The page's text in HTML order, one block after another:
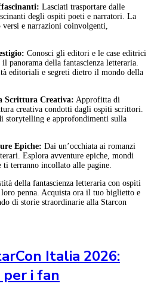
Lasciati trasportare dalle
degli ospiti poeti e narratori. La
versi e narrazioni coinvolgenti,
Conosci gli editori e le case editrici
panorama della fantascienza letteraria.
editoriali e segreti dietro il mondo della
Scrittura Creativa: Approfitta di
creativa condotti dagli ospiti scrittori.
storytelling e approfondimenti sulla
Epiche: Dai un’occhiata ai romanzi
Esplora avventure epiche, mondi
terranno incollato alle pagine.
della fantascienza letteraria con ospiti
penna. Acquista ora il tuo biglietto e
di storie straordinarie alla Starcon
Italia 2026:
i fan